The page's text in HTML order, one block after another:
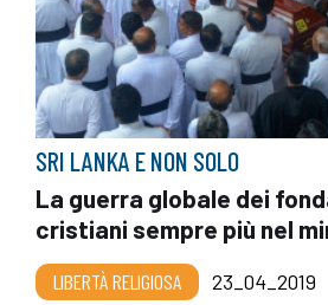
SRI LANKA E NON SOLO
La guerra globale dei
cristiani sempre più nel
LIBERTÀ RELIGIOSA 23_04_2019